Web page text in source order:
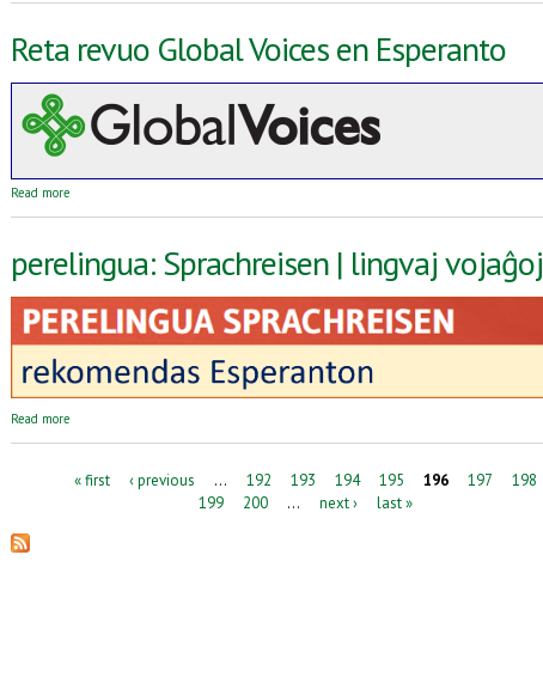
Reta revuo Global Voices en Esperanto
Read more
perelingua: Sprachreisen | lingvaj vojaĝoj
Read more
Pages« first ‹ previous … 192 193 194 195 196 197
198
199
200 … next › last »